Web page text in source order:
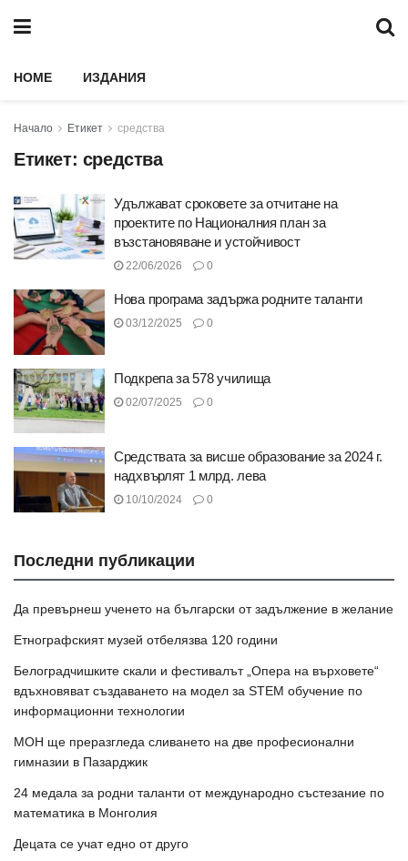
HOME ИЗДАНИЯ
Начало Етикет средства
Етикет: средства
Удължават сроковете за отчитане на
проектите по Националния план за
възстановяване и устойчивост
22/06/2026 0
Нова програма задържа родните таланти
03/12/2025 0
Подкрепа за 578 училища
02/07/2025 0
Средствата за висше образование за 2024 г.
надхвърлят 1 млрд. лева
10/10/2024 0
Последни публикации
Да превърнеш ученето на български от задължение в желание
Етнографският музей отбелязва 120 години
Белоградчишките скали и фестивалът „Опера на върховете“
вдъхновяват създаването на модел за STEM обучение по
информационни технологии
МОН ще преразгледа сливането на две професионални
гимназии в Пазарджик
24 медала за родни таланти от международно състезание по
математика в Монголия
Децата се учат едно от друго